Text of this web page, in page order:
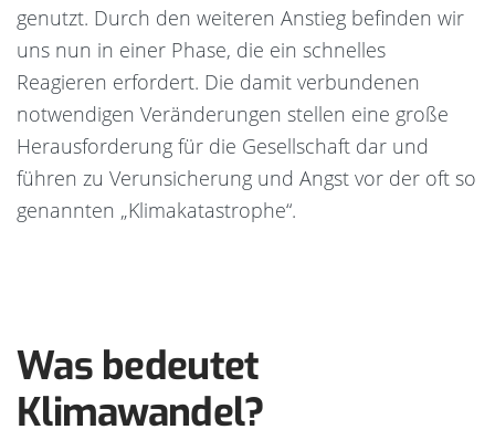
genutzt. Durch den weiteren Anstieg befinden wir
uns nun in einer Phase, die ein schnelles
Reagieren erfordert. Die damit verbundenen
notwendigen Veränderungen stellen eine große
Herausforderung für die Gesellschaft dar und
führen zu Verunsicherung und Angst vor der oft so
genannten „Klimakatastrophe“.
Was bedeutet
Klimawandel?